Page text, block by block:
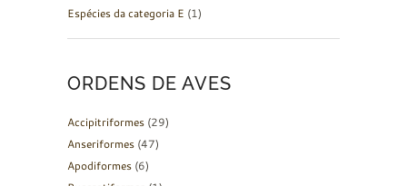
Espécies da categoria E (1)
ORDENS DE AVES
Accipitriformes (29)
Anseriformes (47)
Apodiformes (6)